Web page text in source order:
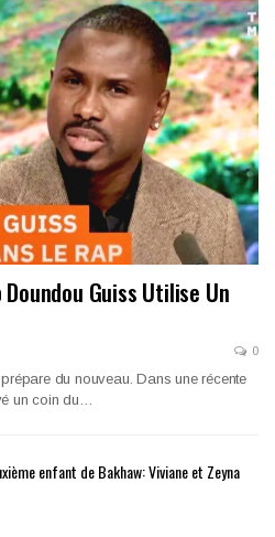
Guiss Utilise Un
0
du nouveau. Dans une récente
un coin du…
enfant de Bakhaw: Viviane et Zeyna